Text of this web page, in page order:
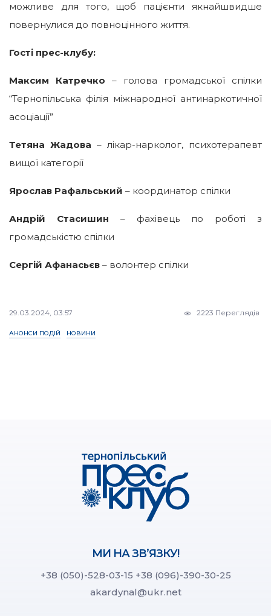
можливе для того, щоб пацієнти якнайшвидше
повернулися до повноцінного життя.
Гості прес-клубу:
Максим Катречко – голова громадської спілки
“Тернопільська філія міжнародної антинаркотичної
асоціації”
Тетяна Жадова – лікар-нарколог, психотерапевт
вищої категорії
Ярослав Рафальський – координатор спілки
Андрій Стасишин – фахівець по роботі з
громадськістю спілки
Сергій Афанасьєв – волонтер спілки
29.03.2024, 03:57 2223 Переглядів
АНОНСИ ПОДІЙ НОВИНИ
МИ НА ЗВ’ЯЗКУ!
+38 (050)-528-03-15 +38 (096)-390-30-25
akardynal@ukr.net